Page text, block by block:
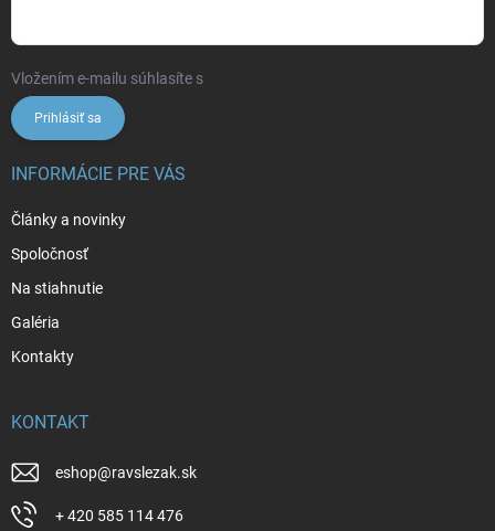
Vložením e-mailu súhlasíte s
Prihlásiť sa
INFORMÁCIE PRE VÁS
Články a novinky
Spoločnosť
Na stiahnutie
Galéria
Kontakty
KONTAKT
eshop@ravslezak.sk
+ 420 585 114 476